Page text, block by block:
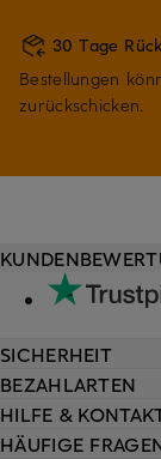
30 Tage
Bestellungen
zurückschicken.
HILFE &
HÄUFIGE
SICHERHEIT
BEZAHLARTEN